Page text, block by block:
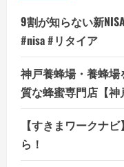
9割が知らない新
#nisa #リタイア
神戸養蜂場・養蜂
質な蜂蜜専門店【神
【すきまワークナ
ら！